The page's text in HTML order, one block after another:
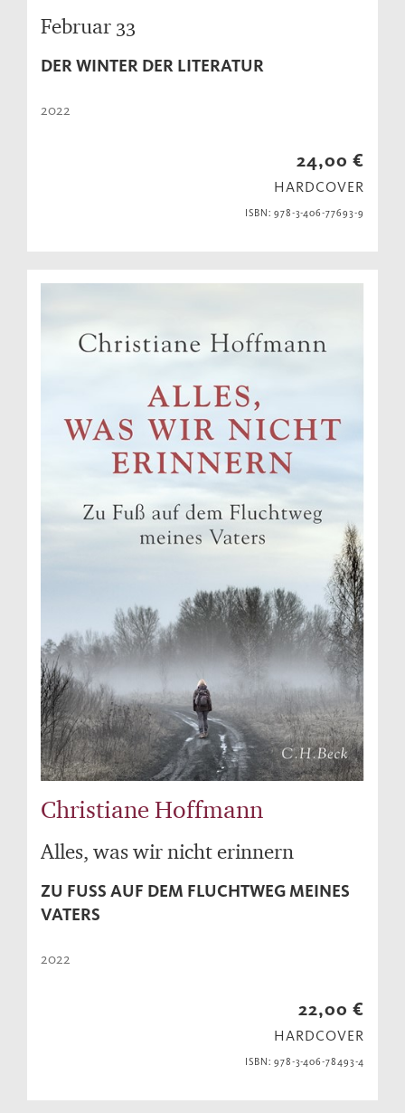
Februar 33
DER WINTER DER LITERATUR
2022
24,00 €
HARDCOVER
ISBN: 978-3-406-77693-9
Christiane Hoffmann
Alles, was wir nicht erinnern
ZU FUSS AUF DEM FLUCHTWEG MEINES V
ATERS
2022
22,00 €
HARDCOVER
ISBN: 978-3-406-78493-4